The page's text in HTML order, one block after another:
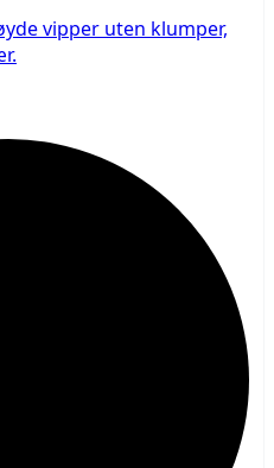
vipper uten klumper,